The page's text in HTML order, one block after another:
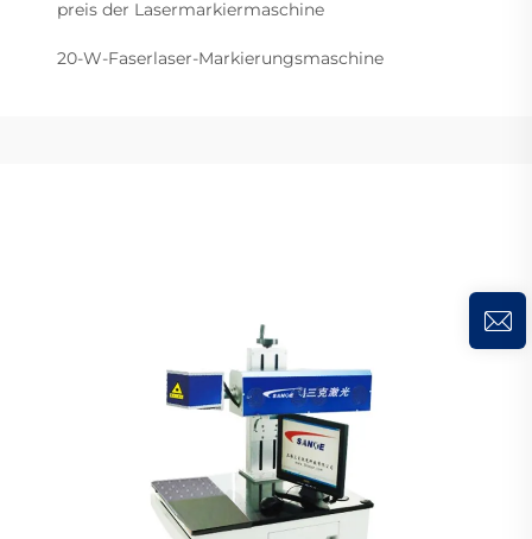
preis der Lasermarkiermaschine
20-W-Faserlaser-Markierungsmaschine